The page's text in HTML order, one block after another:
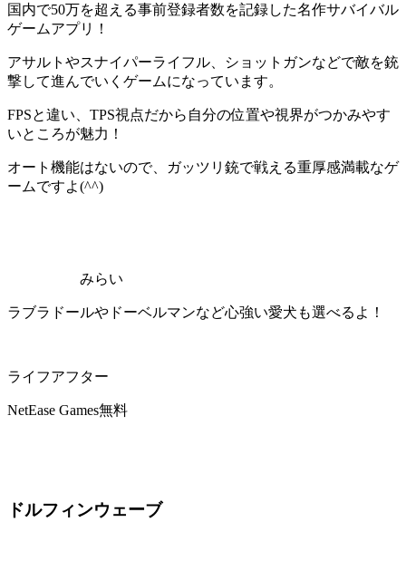
国内で50万を超える事前登録者数を記録した名作サバイバル
ゲームアプリ！
アサルトやスナイパーライフル、ショットガンなどで敵を銃
撃して進んでいくゲームになっています。
FPSと違い、TPS視点だから自分の位置や視界がつかみやす
いところが魅力！
オート機能はないので、
ガッツリ銃で戦える重厚感満載なゲ
ームですよ(^^)
みらい
ラブラドールやドーベルマンなど心強い愛犬も選べるよ！
ライフアフター
NetEase Games無料
ドルフィンウェーブ